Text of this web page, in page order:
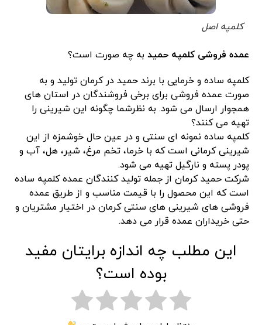
کلمپه اصل
عمده فروشی کلمپه حمید به چه صورت است؟
کلمپه ساده و خرمایی با برند حمید در کرمان تولید و به
صورت عمده فروشی برای برخی فروشندگان در استان های
همجوار ارسال می شود. به نظرشما چگونه این شیرینی را
تهیه می کنند؟
کلمپه ساده نمونه ای سنتی و در عین حال خوشمزه از این
شیرینی کرمانی است که با خرما، تخم مرغ، شیر، هل، آب و
پودر پسته و نارگیل تهیه می شود.
شرکت حمید کرمان از جمله تولید کنندگان عمده کلمپه ساده
است که این محصول را با قیمت مناسب و از طریق عمده
فروشی های شیرینی های سنتی کرمان در اختیار مشتریان و
حتی خریداران عمده قرار می دهد.
این مطلب چه اندازه برایتان مفید
بوده است؟